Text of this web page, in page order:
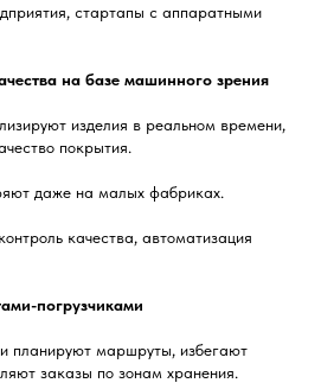
стартапы с аппаратными
на базе машинного зрения
изделия в реальном времени,
покрытия.
даже на малых фабриках.
качества, автоматизация
погрузчиками
планируют маршруты, избегают
заказы по зонам хранения.